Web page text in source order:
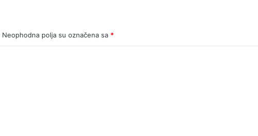
Neophodna polja su označena sa *